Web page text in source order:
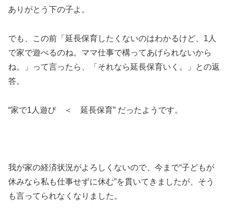
ありがとう下の子よ。
でも、この前「延長保育したくないのはわかるけど、1人
で家で遊べるのね。ママ仕事で構ってあげられないから
ね。」って言ったら、「それなら延長保育いく。」との返
答。
“家で1人遊び ＜ 延長保育” だったようです。
我が家の経済状況がよろしくないので、今まで“子どもが
休みなら私も仕事せずに休む”を貫いてきましたが、そう
も言ってられなくなりました。